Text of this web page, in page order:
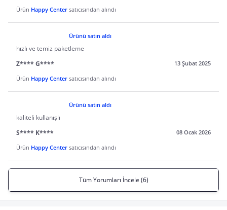
Ürün Happy Center satıcısından alındı
Ürünü satın aldı
hızlı ve temiz paketleme
Z**** G****
13 Şubat 2025
Ürün Happy Center satıcısından alındı
Ürünü satın aldı
kaliteli kullanışlı
S**** K****
08 Ocak 2026
Ürün Happy Center satıcısından alındı
Tüm Yorumları İncele (6)